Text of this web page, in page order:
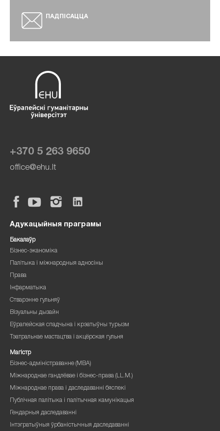
ПАДПІСАЦЦА
+370 5 263 9650
office@ehu.lt
Адукацыйныя праграмы
Бакалаўр
Бізнес-эканоміка
Палітыка і міжнародныя адносіны
Права
Інфарматыка
Стварэнне гульняў
Візуальны дызайн
Еўрапейская спадчына і крэатыўны турызм
Тэатральнае мастацтва і акцёрская гульня
Магістр
Бізнес-адміністраванне (MBA)
Міжнароднае гандлёвае і бізнес-права (LL.M.)
Міжнароднае права і даследаванні бяспекі
Публічная палітыка і палітычная камунікацыя
Гендарныя даследаванні
Інтэгратыўныя ўрбаністычныя даследаванні